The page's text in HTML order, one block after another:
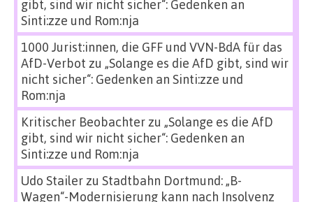
gibt, sind wir nicht sicher“: Gedenken an
Sinti:zze und Rom:nja
1000 Jurist:innen, die GFF und VVN-BdA für das
AfD-Verbot zu „Solange es die AfD gibt, sind wir
nicht sicher“: Gedenken an Sinti:zze und
Rom:nja
Kritischer Beobachterzu „Solange es die AfD
gibt, sind wir nicht sicher“: Gedenken an
Sinti:zze und Rom:nja
Udo Stailerzu Stadtbahn Dortmund: „B-
Wagen“-Modernisierung kann nach Insolvenz